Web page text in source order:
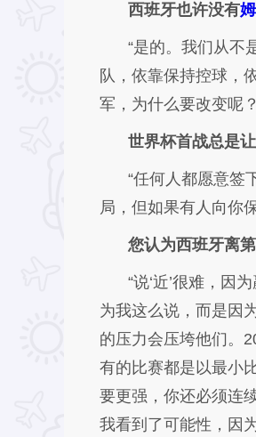
西班牙也许没有
“是的。我们从不
队，依靠保持控球，
军，为什么要改变呢
世界杯首战总是
“任何人都愿意签
局，但如果有人向你
您认为西班牙离
“说‘近’很难，因
为我这么说，而是因
的压力会压垮他们。
有的比赛都是以最小
要更强，你还必须连
我看到了可能性，因